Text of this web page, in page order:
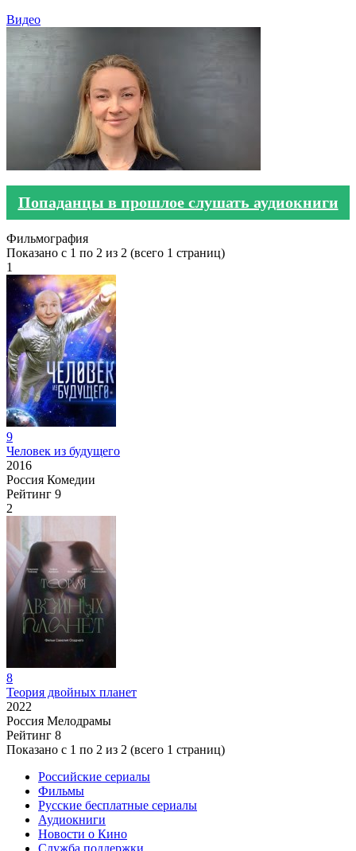
Видео
Попаданцы в прошлое слушать аудиокниги
Фильмография
Показано с 1 по 2 из 2 (всего 1 страниц)
1
9
Человек из будущего
2016
Россия Комедии
Рейтинг 9
2
8
Теория двойных планет
2022
Россия Мелодрамы
Рейтинг 8
Показано с 1 по 2 из 2 (всего 1 страниц)
Российские сериалы
Фильмы
Русские бесплатные сериалы
Аудиокниги
Новости о Кино
Служба поддержки